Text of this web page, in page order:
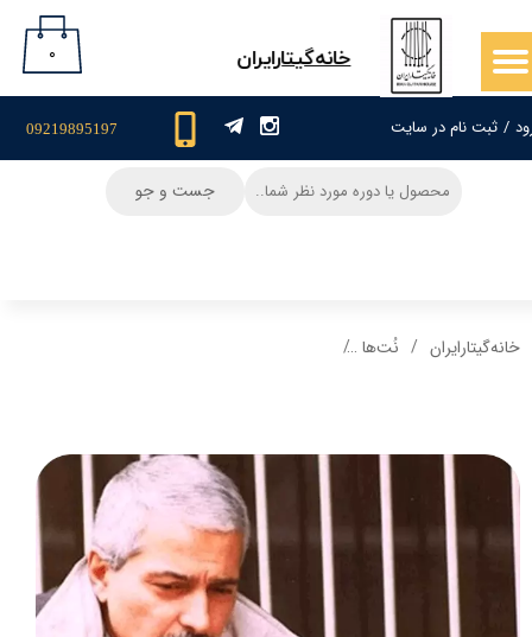
/ ثبت نام در سایت
حساب کاربری من
سفارشات
09219895197
​خانه‌گیتار‌ایران ۰
جست و جو
خانه‌گیتار‌ایران نُت‌ها